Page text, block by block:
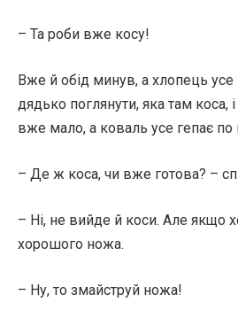
– Та роби вже косу!
Вже й обід минув, а хлопець
дядько поглянути, яка там коса,
вже мало, а коваль усе гепає по
– Де ж коса, чи вже готова? –
– Ні, не вийде й коси. Але якщо
хорошого ножа.
– Ну, то змайструй ножа!